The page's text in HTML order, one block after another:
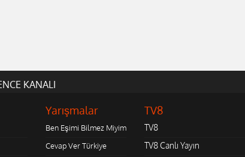
KANALI
Yarışmalar
Ben Eşimi Bilmez Miyim
Cevap Ver Türkiye
TV8
TV8
TV8 Canlı Yayın